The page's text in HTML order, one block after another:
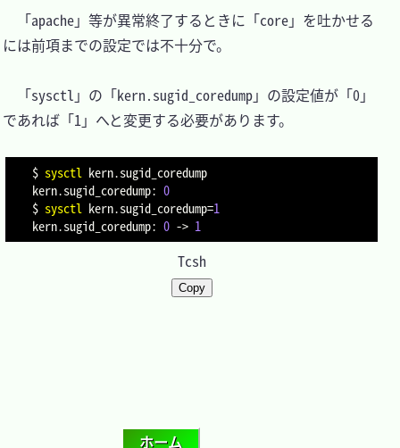
「apache」等が異常終了するときに「core」を吐かせる
には前項までの設定では不十分で。
「sysctl」の「kern.sugid_coredump」の設定値が「0」
であれば「1」へと変更する必要があります。
$ sysctl kern.sugid_coredump
kern.sugid_coredump: 0
$ sysctl kern.sugid_coredump=1
kern.sugid_coredump: 0 -> 1
Tcsh
Copy